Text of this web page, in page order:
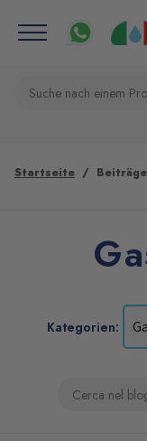
Startseite
Kategorien: